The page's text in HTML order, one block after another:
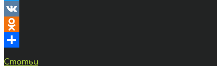
Twitter
VK
Odnoklassniki
Статьи